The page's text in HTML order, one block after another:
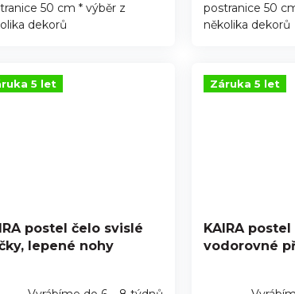
50 cm * výběr z
dekorů
postranice 50
několika dekorů
5 let
postel čelo svislé
lepené nohy
Záruka 5 let
KAIRA
vodorovné